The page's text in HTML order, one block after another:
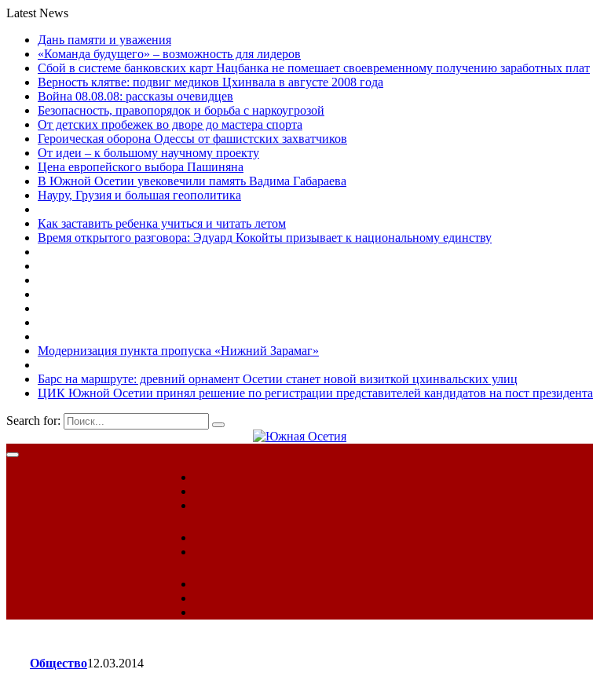
Latest News
Дань памяти и уважения
«Команда будущего» – возможность для лидеров
Сбой в системе банковских карт Нацбанка не помешает своевременному получению заработных плат
Верность клятве: подвиг медиков Цхинвала в августе 2008 года
Война 08.08.08: рассказы очевидцев
Безопасность, правопорядок и борьба с наркоугрозой
От детских пробежек во дворе до мастера спорта
Героическая оборона Одессы от фашистских захватчиков
От идеи – к большому научному проекту
Цена европейского выбора Пашиняна
В Южной Осетии увековечили память Вадима Габараева
Науру, Грузия и большая геополитика
Как заставить ребенка учиться и читать летом
Время открытого разговора: Эдуард Кокойты призывает к национальному единству
Модернизация пункта пропуска «Нижний Зарамаг»
Барс на маршруте: древний орнамент Осетии станет новой визиткой цхинвальских улиц
ЦИК Южной Осетии принял решение по регистрации представителей кандидатов на пост президента
Search for:
Общество12.03.2014